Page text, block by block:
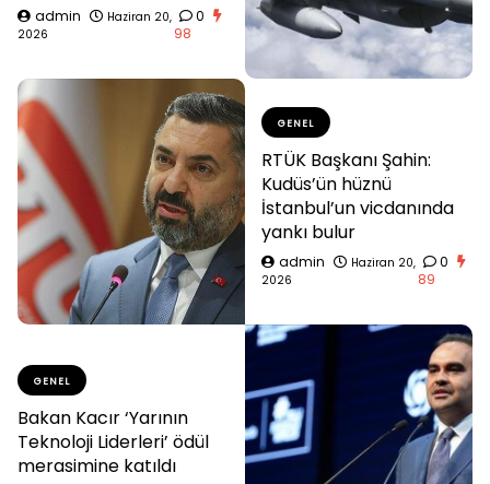
admin
Haziran 20,
2026
0
98
GENEL
RTÜK Başkanı Şahin:
Kudüs’ün hüznü
İstanbul’un vicdanında
yankı bulur
admin
Haziran 20,
2026
0
89
GENEL
Bakan Kacır ‘Yarının
Teknoloji Liderleri’ ödül
merasimine katıldı